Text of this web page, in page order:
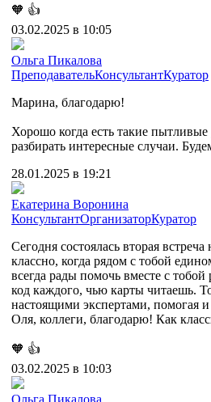
🧡 👍
03.02.2025 в 10:05
Ольга Пикалова
ПреподавательКонсультантКуратор
Марина, благодарю!
Хорошо когда есть такие
разбирать интересные случаи.
28.01.2025 в 19:21
Екатерина Воронина
КонсультантОрганизаторКуратор
Сегодня состоялась вторая
классно, когда рядом с тобой
всегда рады помочь вместе с
код каждого, чью карты читаешь.
настоящими экспертами, помогая
Оля, коллеги, благодарю! Как
🧡 👍
03.02.2025 в 10:03